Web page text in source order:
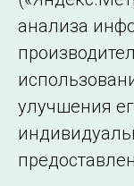
← Все
©2005–2026 АО «СО
анализа
улучшения